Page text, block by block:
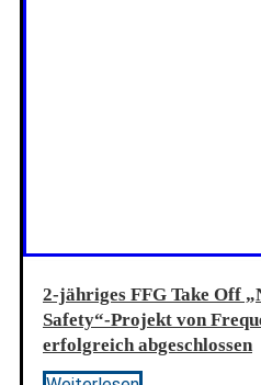
2-jähriges FFG Take Off
Safety“-Projekt von
erfolgreich abgeschlossen